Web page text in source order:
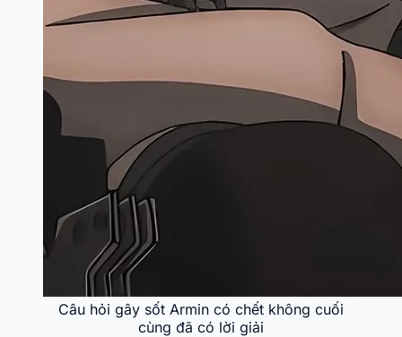
Câu hỏi gây sốt Armin có chết không cuối
cùng đã có lời giải